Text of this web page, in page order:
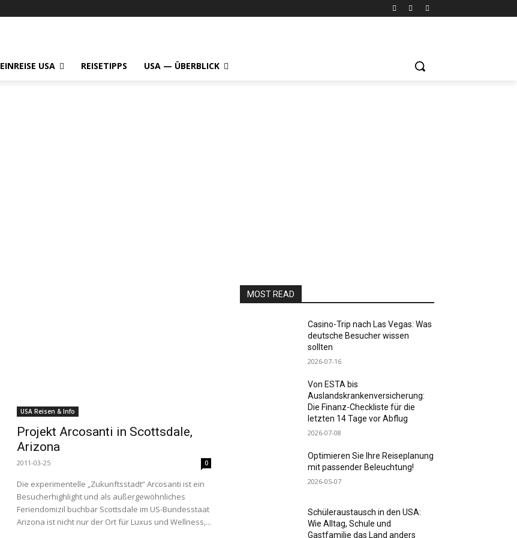
EINREISE USA REISETIPPS USA — ÜBERBLICK
USA Reisen & Info
Projekt Arcosanti in Scottsdale,
Arizona
2011-03-25 0
Die experimentelle „Zukunftsstadt“ Arcosanti ist ein
Besucherhighlight und als außergewöhnliches
Feriendomizil buchbar Scottsdale im US-Bundesstaat
Arizona ist nicht nur der Ort für Luxus und Wellness,...
MOST READ
Casino-Trip nach Las Vegas: Was
deutsche Besucher wissen
sollten
2026-07-16
Von ESTA bis
Auslandskrankenversicherung:
Die Finanz-Checkliste für die
letzten 14 Tage vor Abflug
2026-07-08
Optimieren Sie Ihre Reiseplanung
mit passender Beleuchtung!
2026-05-07
Schüleraustausch in den USA:
Wie Alltag, Schule und
Gastfamilie das Land anders